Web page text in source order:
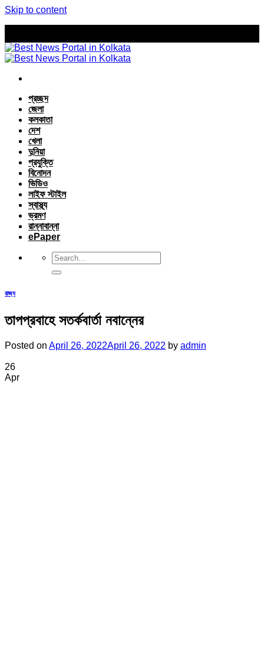
Skip to content
প্রচ্ছদ
জেলা
কলকাতা
দেশ
খেলা
দুনিয়া
প্রযুক্তি
বিনোদন
ভিডিও
লাইফ স্টাইল
স্বাস্থ্য
ভ্রমণ
রান্নাবান্না
ePaper
রাজ্য
তাপপ্রবাহে সতর্কবার্তা নবান্নের
Posted on April 26, 2022April 26, 2022 by admin
26
Apr